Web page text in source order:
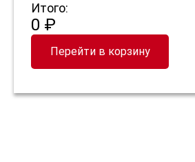
Итого:
0 ₽
Перейти в корзину